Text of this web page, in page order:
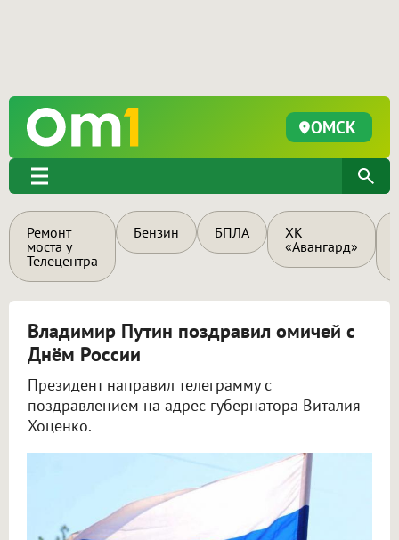
ОМСК
Ремонт
моста у
Телецентра
Бензин БПЛА
ХК
«Авангард»
Владимир Путин поздравил омичей с
Днём России
Президент направил телеграмму с
поздравлением на адрес губернатора Виталия
Хоценко.